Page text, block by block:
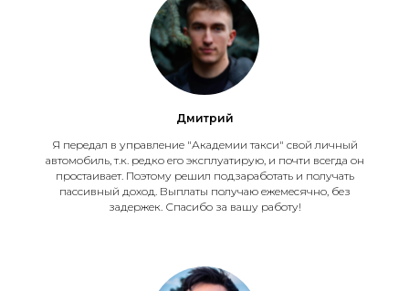
Дмитрий
Я передал в управление "Академии такси" свой личный
автомобиль, т.к. редко его эксплуатирую, и почти всегда он
простаивает. Поэтому решил подзаработать и получать
пассивный доход. Выплаты получаю ежемесячно, без
задержек. Спасибо за вашу работу!
Работа в такси
Яндекс такси
Jump.Taxi